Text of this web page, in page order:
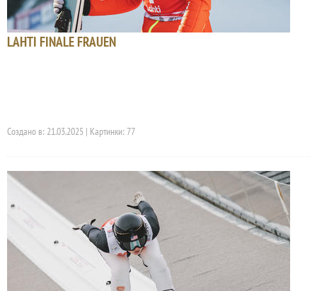
LAHTI FINALE FRAUEN
Создано в: 21.03.2025 | Картинки: 77